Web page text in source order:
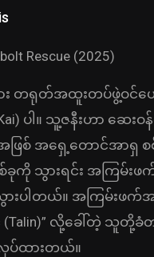
Rescue (2025)
ား တရုတ်အထူးတပ်ဖွဲ့ဝင်ဟေ
Kai) ပါ။ သူ့ဇနီးဟာ ဆေး
ြစ် အရှေ့တောင်အာရှ စ
ကို သွားရင်း အကြမ်း
ားပါတယ်။ အကြမ်းဖ
လို့ခေါ်တဲ့ သူတို့ခံတ
လုပ်ထားတယ်။